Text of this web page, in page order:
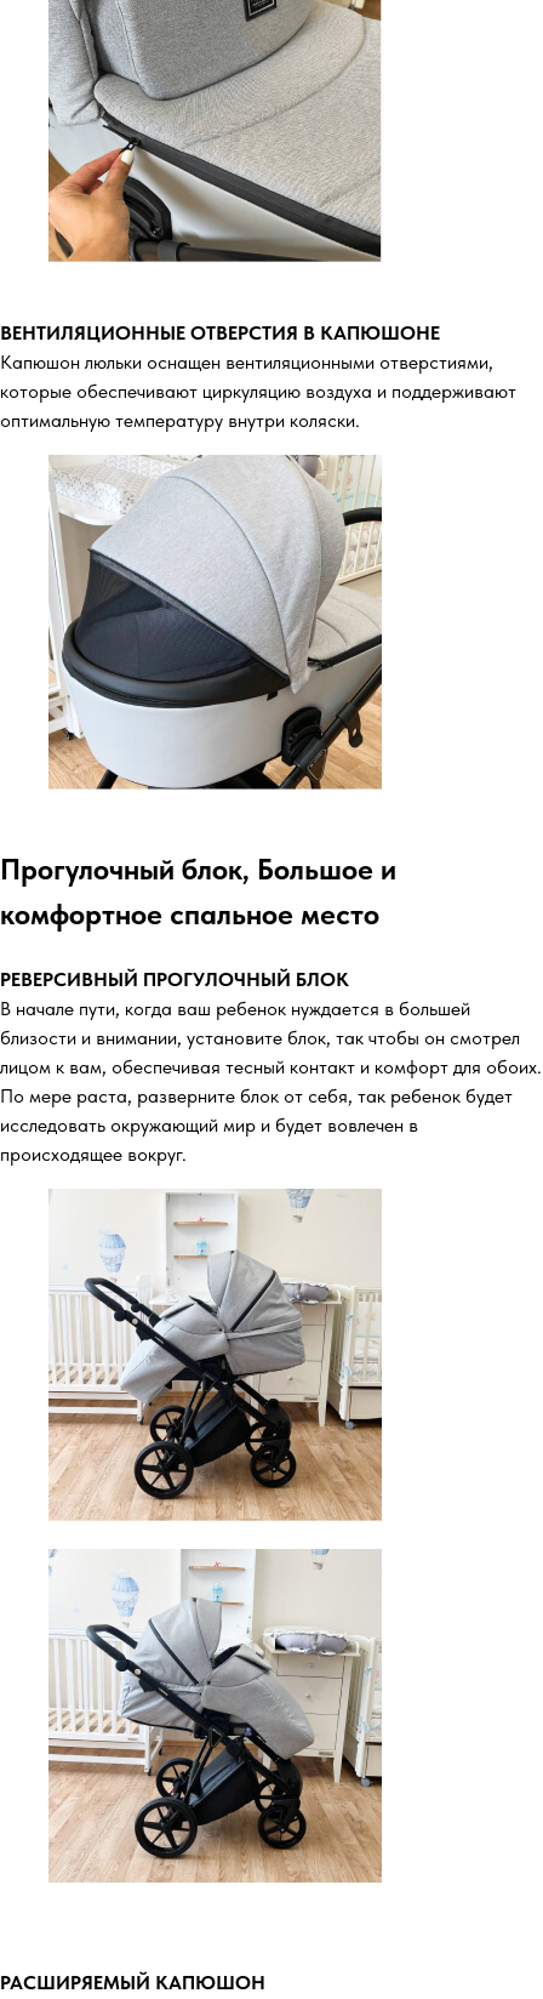
ВЕНТИЛЯЦИОННЫЕ ОТВЕРСТИЯ В КАПЮШОНЕ
Капюшон люльки оснащен вентиляционными отверстиями,
которые обеспечивают циркуляцию воздуха и поддерживают
оптимальную температуру внутри коляски.
Прогулочный блок, Большое и
комфортное спальное место
РЕВЕРСИВНЫЙ ПРОГУЛОЧНЫЙ БЛОК
В начале пути, когда ваш ребенок нуждается в большей
близости и внимании, установите блок, так чтобы он смотрел
лицом к вам, обеспечивая тесный контакт и комфорт для обоих.
По мере раста, разверните блок от себя, так ребенок будет
исследовать окружающий мир и будет вовлечен в
происходящее вокруг.
РАСШИРЯЕМЫЙ КАПЮШОН